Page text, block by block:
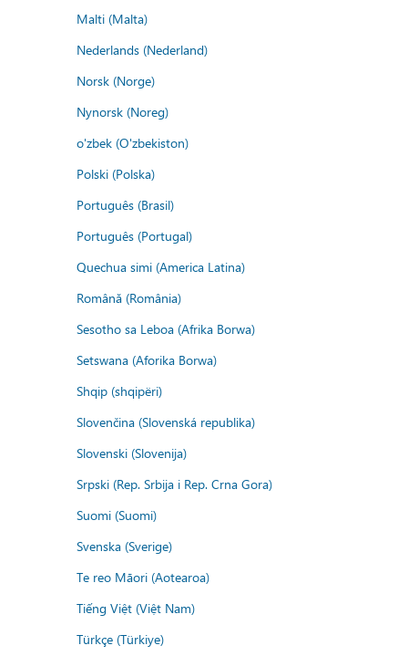
Malti (Malta)
Nederlands (Nederland)
Norsk (Norge)
Nynorsk (Noreg)
o'zbek (O'zbekiston)
Polski (Polska)
Português (Brasil)
Português (Portugal)
Quechua simi (America Latina)
Română (România)
Sesotho sa Leboa (Afrika Borwa)
Setswana (Aforika Borwa)
Shqip (shqipëri)
Slovenčina (Slovenská republika)
Slovenski (Slovenija)
Srpski (Rep. Srbija i Rep. Crna Gora)
Suomi (Suomi)
Svenska (Sverige)
Te reo Māori (Aotearoa)
Tiếng Việt (Việt Nam)
Türkçe (Türkiye)